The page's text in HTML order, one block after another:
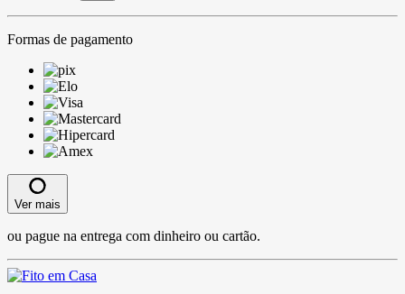
Formas de pagamento
Ver mais
ou pague na entrega com dinheiro ou cartão.